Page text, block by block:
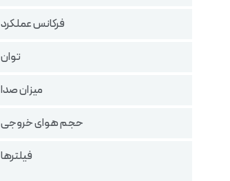
فرکانس عملکرد
توان
میزان صدا
حجم هوای خروجی
فیلترها